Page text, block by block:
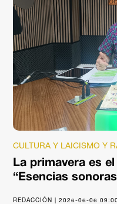
CULTURA Y LAICISMO Y
La primavera es
“Esencias
REDACCIÓN | 2026-06-06